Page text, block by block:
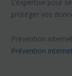
L’expertise pour
protéger vos
Prévention
Prévention